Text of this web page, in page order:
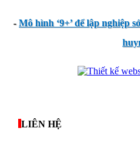
-Mô hình ‘9+’ để lập nghiệp
LIÊN HỆ